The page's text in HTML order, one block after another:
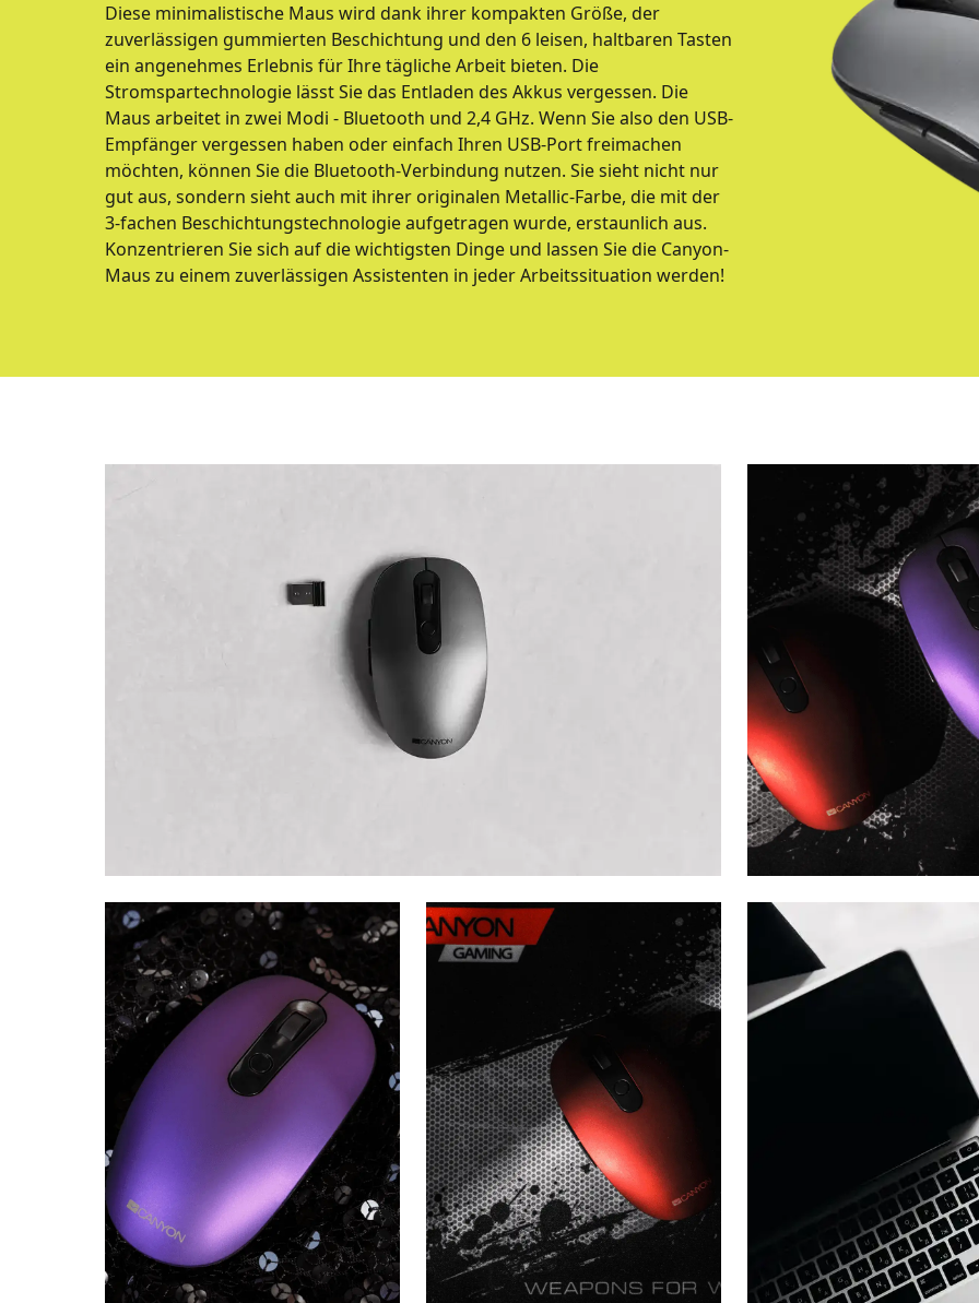
Diese minimalistische Maus wird dank ihrer kompakten Größe, der
zuverlässigen gummierten Beschichtung und den 6 leisen, haltbaren Tasten
ein angenehmes Erlebnis für Ihre tägliche Arbeit bieten. Die
Stromspartechnologie lässt Sie das Entladen des Akkus vergessen. Die
Maus arbeitet in zwei Modi - Bluetooth und 2,4 GHz. Wenn Sie also den USB-
Empfänger vergessen haben oder einfach Ihren USB-Port freimachen
möchten, können Sie die Bluetooth-Verbindung nutzen. Sie sieht nicht nur
gut aus, sondern sieht auch mit ihrer originalen Metallic-Farbe, die mit der
3-fachen Beschichtungstechnologie aufgetragen wurde, erstaunlich aus.
Konzentrieren Sie sich auf die wichtigsten Dinge und lassen Sie die Canyon-
Maus zu einem zuverlässigen Assistenten in jeder Arbeitssituation werden!